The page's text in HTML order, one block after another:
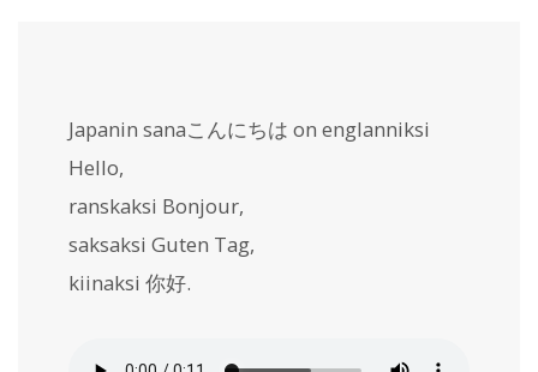
Japanin sanaこんにちは on englanniksi
Hello,
ranskaksi Bonjour,
saksaksi Guten Tag,
kiinaksi 你好.